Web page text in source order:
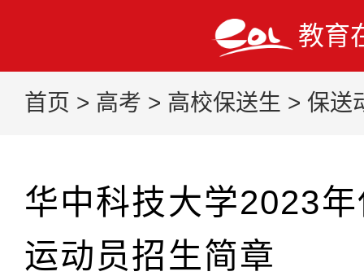
教育
首页 > 高考 > 高校保送生 > 保送
华中科技大学2023
运动员招生简章